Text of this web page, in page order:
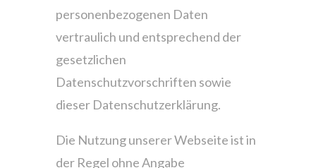
personenbezogenen Daten
vertraulich und entsprechend der
gesetzlichen
Datenschutzvorschriften sowie
dieser Datenschutzerklärung.
Die Nutzung unserer Webseite ist in
der Regel ohne Angabe